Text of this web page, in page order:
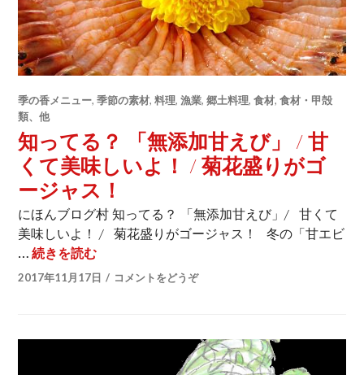
季の香メニュー,季節の素材,料理,漁業,郷土料理,食材,食材・甲殻
類、他
知ってる？ 「無添加甘えび」 / 甘
くて美味しいよ！ / 菊花盛りがゴ
ージャス！
にほんブログ村 知ってる？ 「無添加甘えび」/ 甘くて
美味しいよ！ / 菊花盛りがゴージャス！ 冬の「甘エビ
…続きを読む
2017年11月17日 コメントをどうぞ